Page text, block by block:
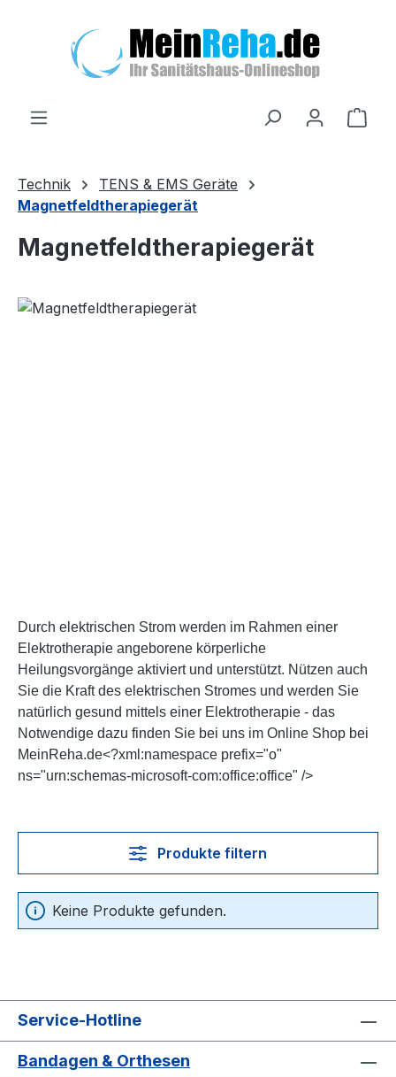
Technik
TENS & EMS Geräte
Magnetfeldtherapiegerät
Magnetfeldtherapiegerät
Durch elektrischen Strom werden im Rahmen einer
Elektrotherapie angeborene körperliche
Heilungsvorgänge aktiviert und unterstützt. Nützen auch
Sie die Kraft des elektrischen Stromes und werden Sie
natürlich gesund mittels einer Elektrotherapie - das
Notwendige dazu finden Sie bei uns im Online Shop bei
MeinReha.de<?xml:namespace prefix="o"
ns="urn:schemas-microsoft-com:office:office" />
Produkte filtern
Keine Produkte gefunden.
Service-Hotline
Bandagen & Orthesen